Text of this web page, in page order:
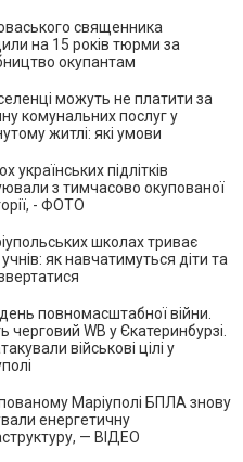
священника
на 15 років тюрми за
окупантам
можуть не платити за
комунальних послуг у
житлі: які умови
українських підлітків
з тимчасово окупованої
- ФОТО
школах триває
учнів: як навчатимуться діти та
повномасштабної війни.
черговий WB у Єкатеринбурзі.
військові цілі у
Маріуполі БПЛА знову
енергетичну
— ВІДЕО